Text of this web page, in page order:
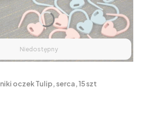
Niedostępny
oczek Tulip, serca, 15 szt